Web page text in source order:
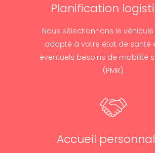
Planification
Nous sélectionnons le
adapté à votre état de santé
éventuels besoins de mobilité
(PMR).
Accueil